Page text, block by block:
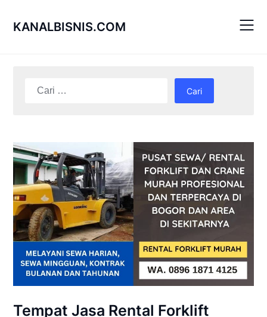
KANALBISNIS.COM
Cari
Tempat Jasa Rental Forklift